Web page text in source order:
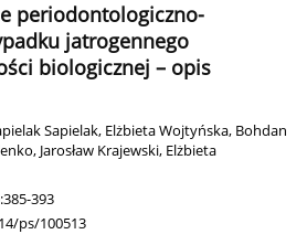
periodontologiczno-
jatrogennego
biologicznej – opis
Sapielak, Elżbieta Wojtyńska, Bohdan
, Jarosław Krajewski, Elżbieta
393
ps/100513